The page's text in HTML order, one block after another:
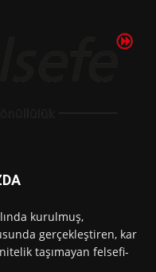
kurulmuş,
gerçekleştiren, kar
taşımayan felsefi-